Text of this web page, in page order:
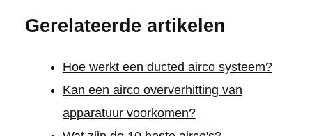
Gerelateerde artikelen
Hoe werkt een ducted airco systeem?
Kan een airco oververhitting van
apparatuur voorkomen?